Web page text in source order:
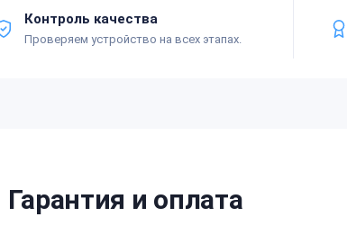
Контроль качества
Проверяем устройство на всех этапах.
Гарантия и оплата